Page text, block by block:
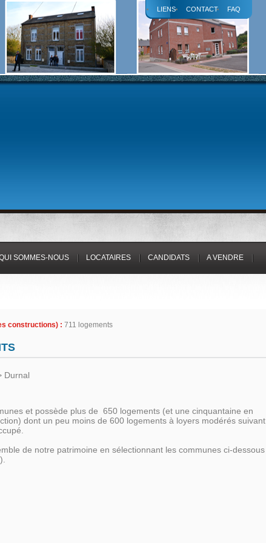
LIENS CONTACT FAQ
SOMMES-NOUS LOCATAIRES CANDIDATS A VENDRE
constructions) : 711 logements
Durnal
et possède plus de 650 logements (et une cinquantaine en
dont un peu moins de 600 logements à loyers modérés suivant
de notre patrimoine en sélectionnant les communes ci-dessous